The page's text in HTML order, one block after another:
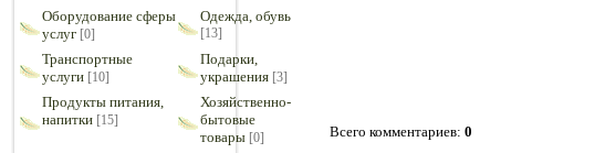
Оборудование сферы
услуг [0]
Одежда, обувь
[13]
Транспортные
услуги [10]
Подарки,
украшения [3]
Продукты питания,
напитки [15]
Хозяйственно-
бытовые
товары [0] Всего комментариев: 0